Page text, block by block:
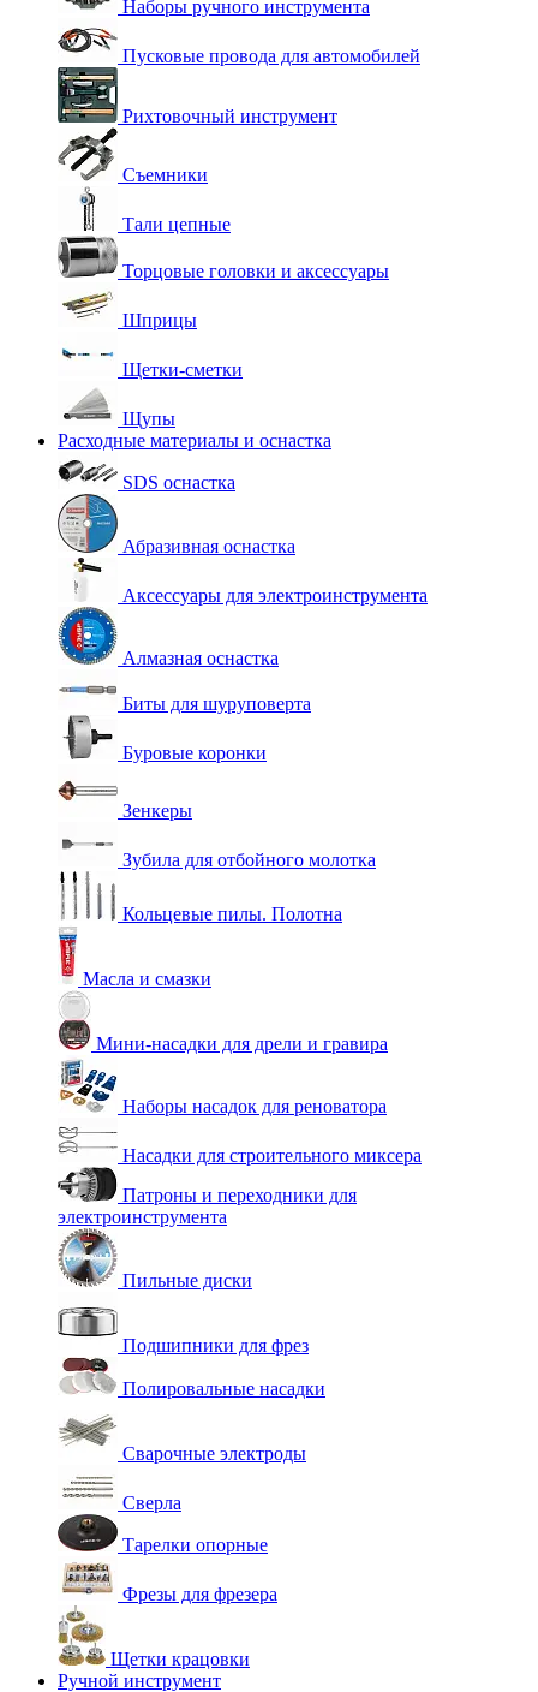
Наборы ручного инструмента
Пусковые провода для автомобилей
Рихтовочный инструмент
Съемники
Тали цепные
Торцовые головки и аксессуары
Шприцы
Щетки-сметки
Щупы
Расходные материалы и оснастка
SDS оснастка
Абразивная оснастка
Аксессуары для электроинструмента
Алмазная оснастка
Биты для шуруповерта
Буровые коронки
Зенкеры
Зубила для отбойного молотка
Кольцевые пилы. Полотна
Масла и смазки
Мини-насадки для дрели и гравира
Наборы насадок для реноватора
Насадки для строительного миксера
Патроны и переходники для
электроинструмента
Пильные диски
Подшипники для фрез
Полировальные насадки
Сварочные электроды
Сверла
Тарелки опорные
Фрезы для фрезера
Щетки крацовки
Ручной инструмент